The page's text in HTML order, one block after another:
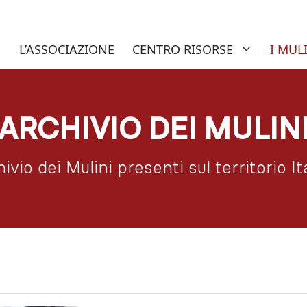
del sito AIAMS –
L’ASSOCIAZIONE CENTRO RISORSE I
DEI MULINI
dei Mulini presenti sul territorio